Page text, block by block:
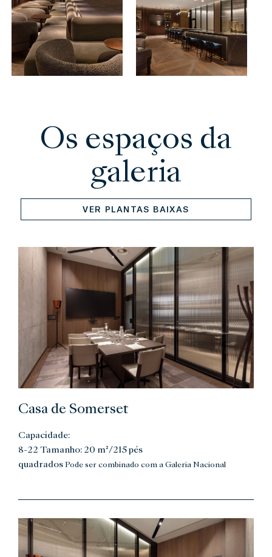
Os espaços da
galeria
VER PLANTAS BAIXAS
Casa de Somerset
Capacidade:
8-22 Tamanho: 20 m²/215 pés
quadrados Pode ser combinado com a Galeria Nacional